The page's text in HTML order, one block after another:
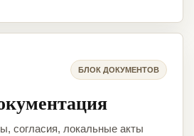
БЛОК ДОКУМЕНТОВ
согласия, локальные акты